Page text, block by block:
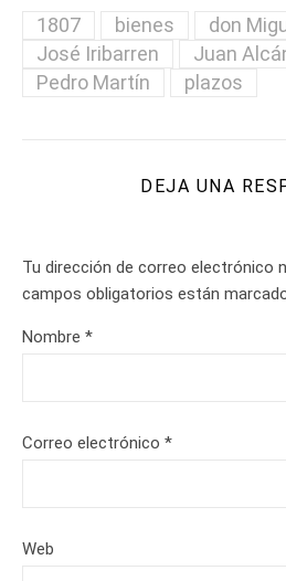
1807 bienes
don
José Iribarren
Juan
Pedro Martín
plazos
DEJA UNA
Tu dirección de correo electrónico
campos obligatorios están
Nombre *
Correo electrónico *
Web